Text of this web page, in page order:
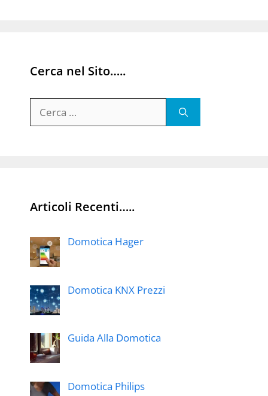
Cerca nel Sito…..
per:
Articoli Recenti…..
Domotica Hager
Domotica KNX Prezzi
Guida Alla Domotica
Domotica Philips